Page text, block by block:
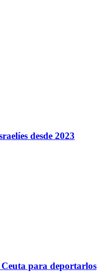
desde 2023
para deportarlos